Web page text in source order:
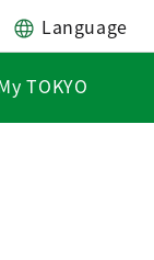
Language
TOKYO